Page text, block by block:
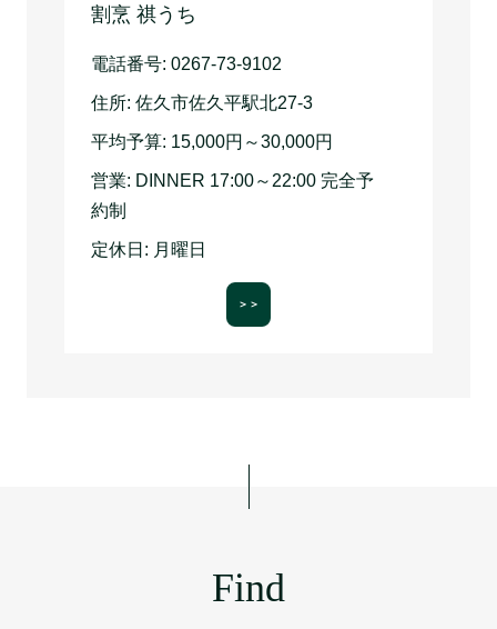
割烹 祺うち
電話番号: 0267-73-9102
住所: 佐久市佐久平駅北27-3
平均予算: 15,000円～30,000円
営業: DINNER 17:00～22:00 完全予
約制
定休日: 月曜日
＞＞
Find